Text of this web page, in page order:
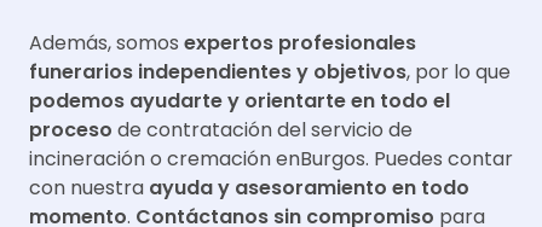
Además, somos expertos profesionales
funerarios independientes y objetivos, por lo que
podemos ayudarte y orientarte en todo el
proceso de contratación del servicio de
incineración o cremación enBurgos. Puedes contar
con nuestra ayuda y asesoramiento en todo
momento. Contáctanos sin compromiso para